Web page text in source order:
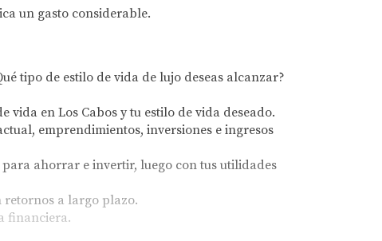
un gasto considerable.
tipo de estilo de vida de lujo deseas alcanzar?
en Los Cabos y tu estilo de vida deseado.
emprendimientos, inversiones e ingresos
ahorrar e invertir, luego con tus utilidades
retornos a largo plazo.
financiera.